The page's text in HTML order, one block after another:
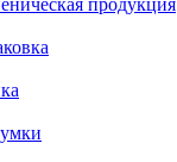
продукция